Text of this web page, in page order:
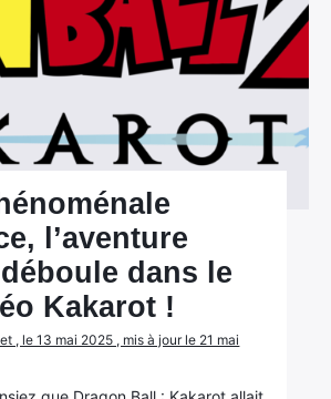
l’aventure
dans le
Kakarot !
, le 13 mai 2025 , mis à jour le 21 mai